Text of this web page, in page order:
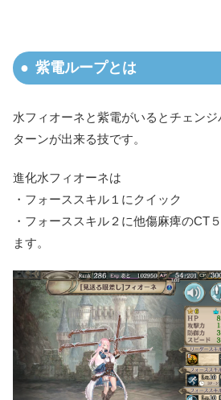
紫電ループとは
水フィオーネと紫電がいるとチェン
ターンが出来る技です。
進化水フィオーネは
・フォーススキル１にクイック
・フォーススキル２に他傷麻痺のCT
ます。